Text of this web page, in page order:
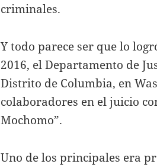
criminales.
Y todo parece ser que lo
2016, el Departamento de
Distrito de Columbia, en
colaboradores en el juicio
Mochomo”.
Uno de los principales era